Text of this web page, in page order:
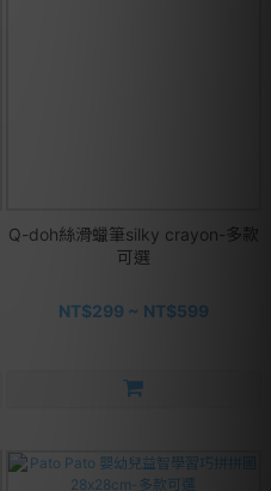
Q-doh絲滑蠟筆silky crayon-多款
可選
NT$299 ~ NT$599